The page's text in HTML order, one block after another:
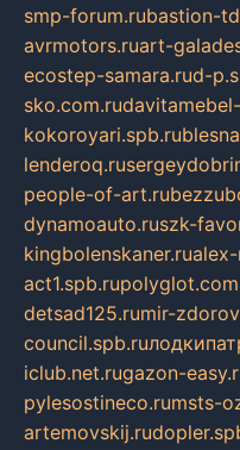
smp-forum.rubastion-
avrmotors.ruart-
ecostep-samara.rud-
sko.com.ru
kokoroyari.spb.ru
lenderoq.ru
people-of-art.ru
dynamoauto.ruszk-
kingbolenskaner.ru
act1.spb.ru
detsad125.rumir-
council.spb.ru
iclub.net.rugazon-
pylesostineco.rumsts-
artemovskij.ru